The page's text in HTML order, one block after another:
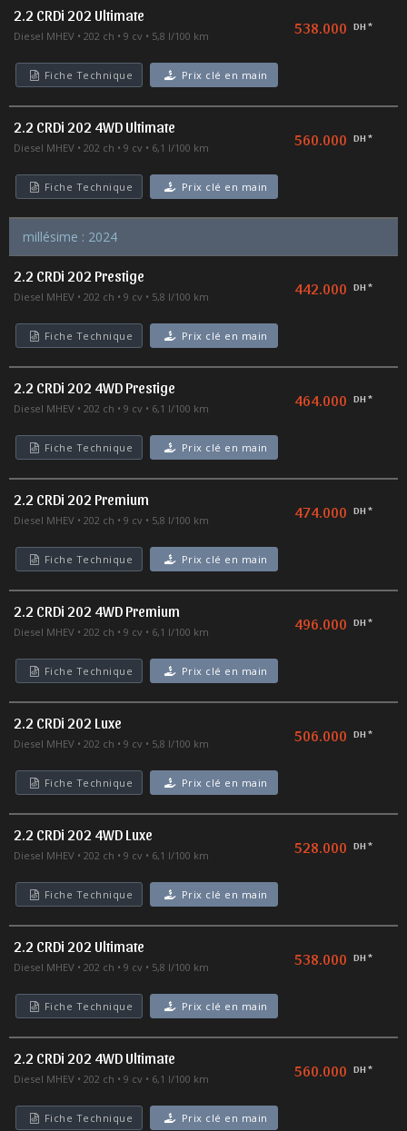
2.2 CRDi 202 Ultimate
Diesel MHEV 202 ch 9 cv 5,8 l/100 km 538.000 DH *
Fiche Technique Prix clé en main
2.2 CRDi 202 4WD Ultimate
Diesel MHEV 202 ch 9 cv 6,1 l/100 km 560.000 DH *
Fiche Technique Prix clé en main
millésime : 2024
2.2 CRDi 202 Prestige
Diesel MHEV 202 ch 9 cv 5,8 l/100 km 442.000 DH *
Fiche Technique Prix clé en main
2.2 CRDi 202 4WD Prestige
Diesel MHEV 202 ch 9 cv 6,1 l/100 km 464.000 DH *
Fiche Technique Prix clé en main
2.2 CRDi 202 Premium
Diesel MHEV 202 ch 9 cv 5,8 l/100 km 474.000 DH *
Fiche Technique Prix clé en main
2.2 CRDi 202 4WD Premium
Diesel MHEV 202 ch 9 cv 6,1 l/100 km 496.000 DH *
Fiche Technique Prix clé en main
2.2 CRDi 202 Luxe
Diesel MHEV 202 ch 9 cv 5,8 l/100 km 506.000 DH *
Fiche Technique Prix clé en main
2.2 CRDi 202 4WD Luxe
Diesel MHEV 202 ch 9 cv 6,1 l/100 km 528.000 DH *
Fiche Technique Prix clé en main
2.2 CRDi 202 Ultimate
Diesel MHEV 202 ch 9 cv 5,8 l/100 km 538.000 DH *
Fiche Technique Prix clé en main
2.2 CRDi 202 4WD Ultimate
Diesel MHEV 202 ch 9 cv 6,1 l/100 km 560.000 DH *
Fiche Technique Prix clé en main